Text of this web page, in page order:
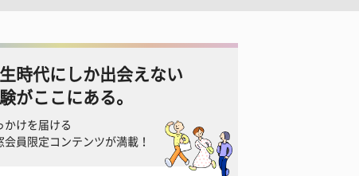
時代にしか出会えない
がここにある。
かけを届ける
会員限定コンテンツが満載！